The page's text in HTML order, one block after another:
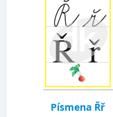
Písmena Řř